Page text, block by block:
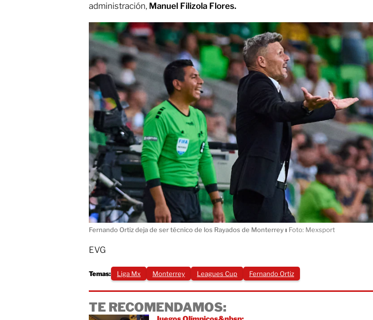
administración, Manuel Filizola Flores.
Fernando Ortiz deja de ser técnico de los Rayados de Monterreyı Foto: Mexsport
EVG
Temas: Liga Mx Monterrey Leagues Cup Fernando Ortiz
TE RECOMENDAMOS: